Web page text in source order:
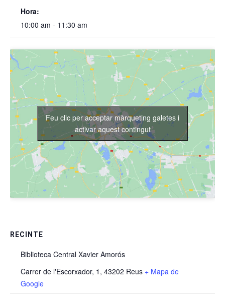
Hora:
10:00 am - 11:30 am
RECINTE
Biblioteca Central Xavier Amorós
Carrer de l'Escorxador, 1, 43202 Reus + Mapa de
Google
Feu clic per acceptar màrqueting galetes i
activar aquest contingut